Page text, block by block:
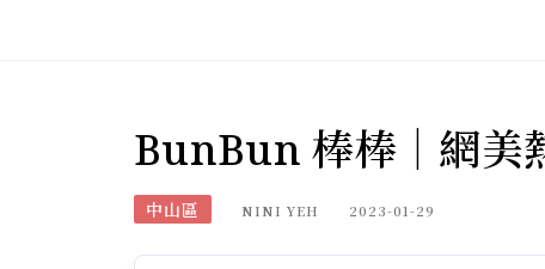
BunBun 棒棒｜網美
中山區 NINI YEH 2023-01-29